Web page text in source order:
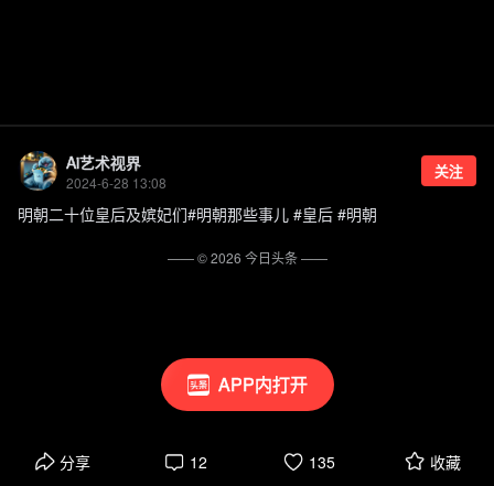
APP内打开
Ai艺术视界
2024-6-28 13:08
关注
明朝二十位皇后及嫔妃们#明朝那些事儿 #皇后 #明朝
分享 12 135 收藏
—— ©2026 今日头条——